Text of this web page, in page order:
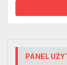
PANEL